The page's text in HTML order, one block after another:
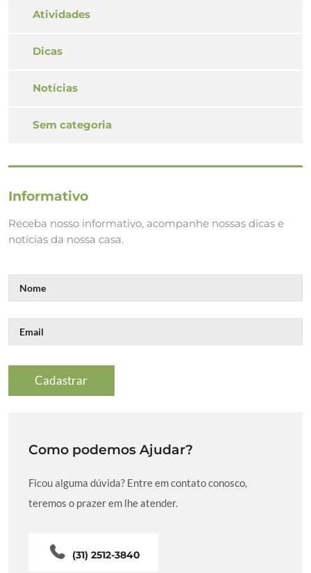
Atividades
Dicas
Notícias
Sem categoria
Informativo
Receba nosso informativo, acompanhe nossas dicas e
notícias da nossa casa.
Como podemos Ajudar?
Ficou alguma dúvida? Entre em contato conosco,
teremos o prazer em lhe atender.
(31) 2512-3840